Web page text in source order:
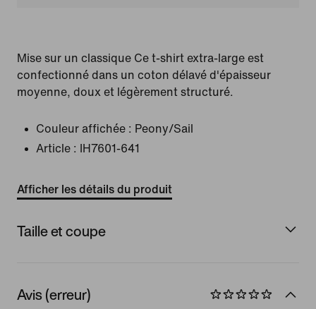
Mise sur un classique Ce t-shirt extra-large est
confectionné dans un coton délavé d'épaisseur
moyenne, doux et légèrement structuré.
Couleur affichée : Peony/Sail
Article :
IH7601-641
Afficher les détails du produit
Taille et coupe
Avis (erreur)